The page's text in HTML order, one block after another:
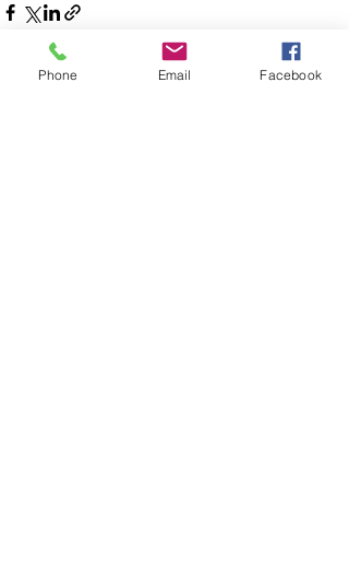
Phone Email Facebook